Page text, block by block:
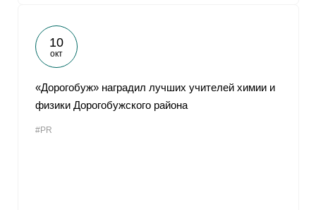
10
окт
«Дорогобуж» наградил лучших учителей химии и
физики Дорогобужского района
#PR